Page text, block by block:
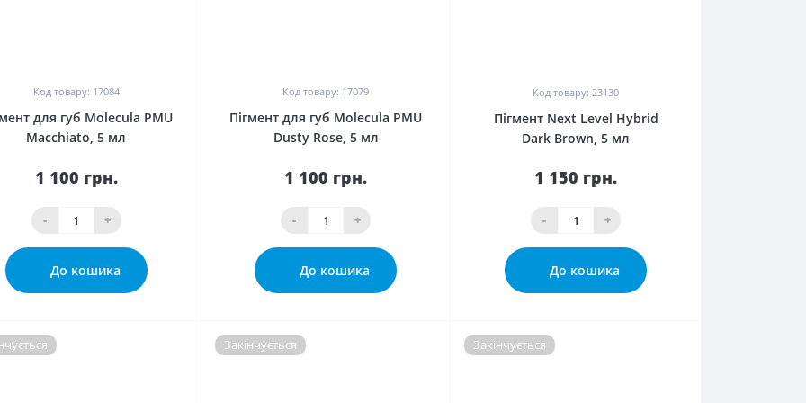
Код товару: 17084
для губ Molecula PMU
Macchiato, 5 мл
1 100 грн.
- +
До кошика
Код товару: 17079
Пігмент для губ Molecula PMU
Dusty Rose, 5 мл
1 100 грн.
- +
До кошика
Код товару: 23130
Пігмент Next Level Hybrid Dark
Brown, 5 мл
1 150 грн.
- +
До кошика
Закінчується Закінчується